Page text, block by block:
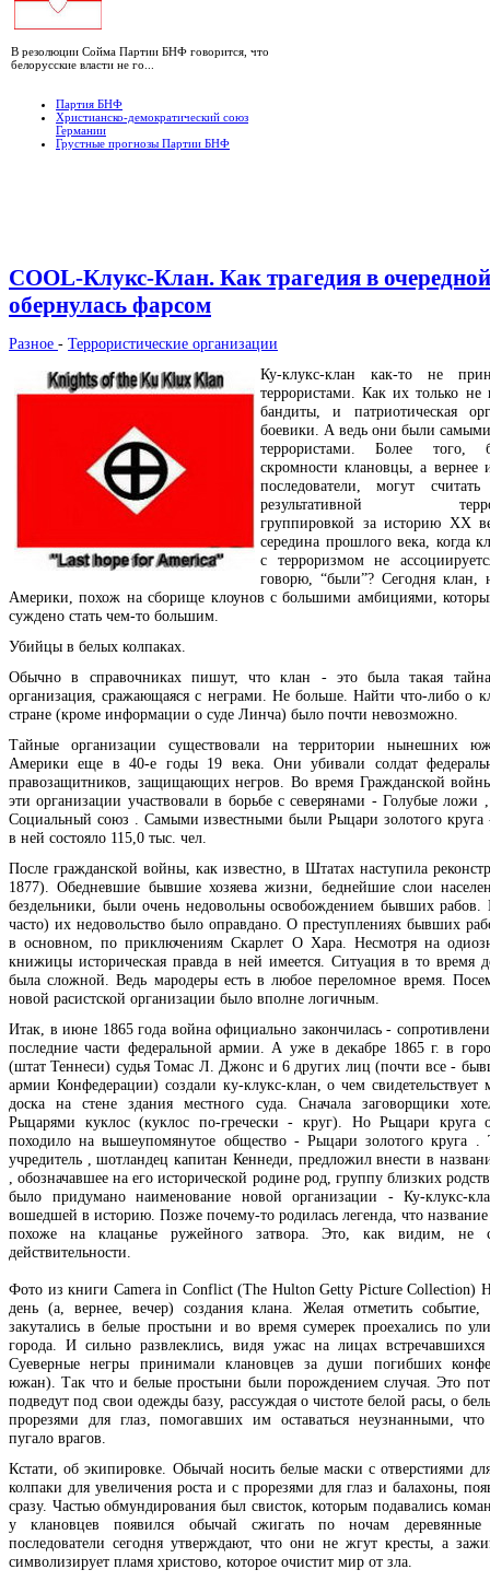
В резолюции Сойма Партии БНФ говорится, что
белорусские власти не го...
Партия БНФ
Христианско-демократический союз
Германии
Грустные прогнозы Партии БНФ
COOL-Клукс-Клан. Как трагедия в
обернулась фарсом
Разное - Террористические организации
Ку-клукс-клан как-то не
террористами. Как их только
бандиты, и патриотическая
боевики. А ведь они были
террористами. Более того,
скромности клановцы, а
последователи, могут
результативной
группировкой за историю ХХ
середина прошлого века, когда
с терроризмом не
говорю, “были”? Сегодня клан,
Америки, похож на сборище клоунов с большими амбициями,
суждено стать чем-то большим.
Убийцы в белых колпаках.
Обычно в справочниках пишут, что клан - это была такая
организация, сражающаяся с неграми. Не больше. Найти что-либо о
стране (кроме информации о суде Линча) было почти невозможно.
Тайные организации существовали на территории нынешних
Америки еще в 40-е годы 19 века. Они убивали солдат
правозащитников, защищающих негров. Во время Гражданской
эти организации участвовали в борьбе с северянами - Голубые
Социальный союз . Самыми известными были Рыцари золотого круга
в ней состояло 115,0 тыс. чел.
После гражданской войны, как известно, в Штатах наступила
1877). Обедневшие бывшие хозяева жизни, беднейшие слои
бездельники, были очень недовольны освобождением бывших рабов.
часто) их недовольство было оправдано. О преступлениях бывших
в основном, по приключениям Скарлет О Хара. Несмотря на
книжицы историческая правда в ней имеется. Ситуация в то время
была сложной. Ведь мародеры есть в любое переломное время.
новой расистской организации было вполне логичным.
Итак, в июне 1865 года война официально закончилась -
последние части федеральной армии. А уже в декабре 1865 г. в
(штат Теннеси) судья Томас Л. Джонс и 6 других лиц (почти все -
армии Конфедерации) создали ку-клукс-клан, о чем свидетельствует
доска на стене здания местного суда. Сначала заговорщики
Рыцарями куклос (куклос по-гречески - круг). Но Рыцари круга
походило на вышеупомянутое общество - Рыцари золотого круга .
учредитель , шотландец капитан Кеннеди, предложил внести в
, обозначавшее на его исторической родине род, группу близких
было придумано наименование новой организации - Ку-клукс-
вошедшей в историю. Позже почему-то родилась легенда, что
похоже на клацанье ружейного затвора. Это, как видим, не
действительности.
Фото из книги Camera in Conflict (The Hulton Getty Picture Collection)
день (а, вернее, вечер) создания клана. Желая отметить событие,
закутались в белые простыни и во время сумерек проехались по
города. И сильно развлеклись, видя ужас на лицах
Суеверные негры принимали клановцев за души погибших
южан). Так что и белые простыни были порождением случая. Это
подведут под свои одежды базу, рассуждая о чистоте белой расы, о
прорезями для глаз, помогавших им оставаться неузнанными,
пугало врагов.
Кстати, об экипировке. Обычай носить белые маски с отверстиями
колпаки для увеличения роста и с прорезями для глаз и балахоны,
сразу. Частью обмундирования был свисток, которым подавались
у клановцев появился обычай сжигать по ночам
последователи сегодня утверждают, что они не жгут кресты, а
символизирует пламя христово, которое очистит мир от зла.